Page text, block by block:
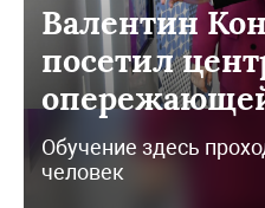
Валентин
посетил
Обучение здесь
человек